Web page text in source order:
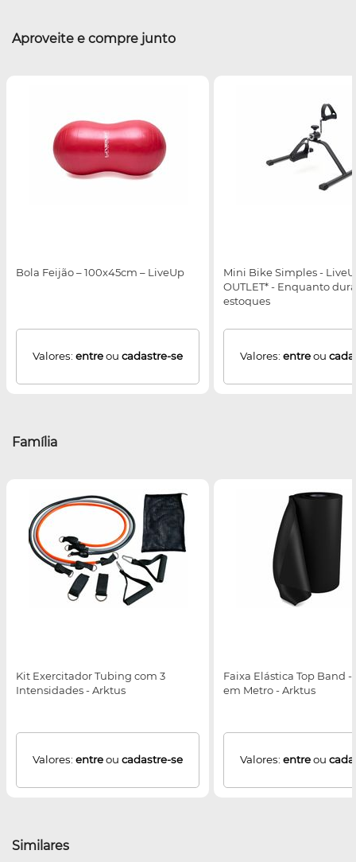
Aproveite e compre junto
Bola Feijão – 100x45cm – LiveUp
Valores: entreou cadastre-se
Mini Bike Simples -
OUTLET* - Enquanto
estoques
Valores: entreou
Família
Kit Exercitador Tubing com 3
Intensidades - Arktus
Valores: entreou cadastre-se
Faixa Elástica Top Band
em Metro - Arktus
Valores: entreou
Similares